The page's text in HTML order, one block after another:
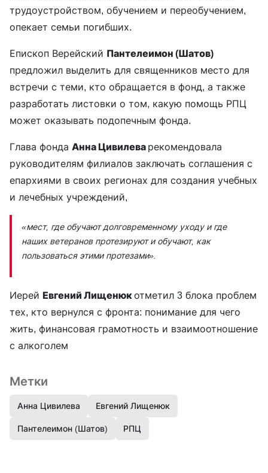
трудоустройством, обучением и переобучением,
опекает семьи погибших.
Епископ Верейский Пантелеимон (Шатов)
предложил выделить для священников место для
встречи с теми, кто обращается в фонд, а также
разработать листовки о том, какую помощь РПЦ
может оказывать подопечным фонда.
Глава фонда Анна Цивилева рекомендовала
руководителям филиалов заключать соглашения с
епархиями в своих регионах для создания учебных
и лечебных учреждений,
«мест, где обучают долговременному уходу и где
наших ветеранов протезируют и обучают, как
пользоваться этими протезами».
Иерей Евгений Лищенюкотметил 3 блока проблем
тех, кто вернулся с фронта: понимание для чего
жить, финансовая грамотность и взаимоотношение
с алкоголем
Метки
Анна Цивилева Евгений Лищенюк
Пантелеимон (Шатов) РПЦ